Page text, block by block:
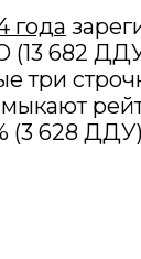
года
682
три
(3 628